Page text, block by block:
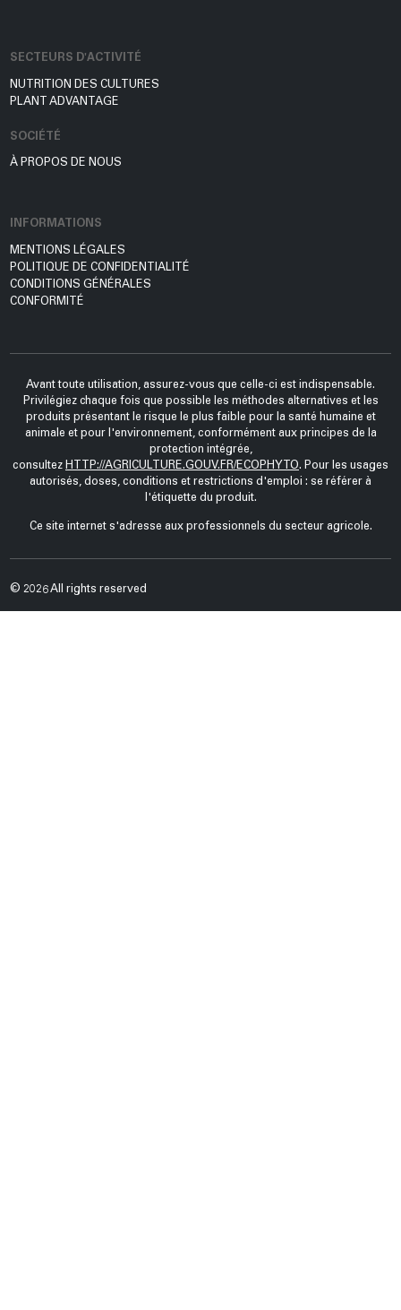
SECTEURS D'ACTIVITÉ
NUTRITION DES CULTURES
PLANT ADVANTAGE
SOCIÉTÉ
À PROPOS DE NOUS
INFORMATIONS
MENTIONS LÉGALES
POLITIQUE DE CONFIDENTIALITÉ
CONDITIONS GÉNÉRALES
CONFORMITÉ
Avant toute utilisation, assurez-vous que celle-ci est indispensable.
Privilégiez chaque fois que possible les méthodes alternatives et les
produits présentant le risque le plus faible pour la santé humaine et
animale et pour l'environnement, conformément aux principes de la
protection intégrée,
consultez HTTP://AGRICULTURE.GOUV.FR/ECOPHYTO. Pour les usages
autorisés, doses, conditions et restrictions d'emploi : se référer à
l'étiquette du produit.
Ce site internet s'adresse aux professionnels du secteur agricole.
© 2026 All rights reserved